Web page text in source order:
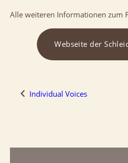
Alle weiteren Informationen zum
Webseite der
Individual Voices